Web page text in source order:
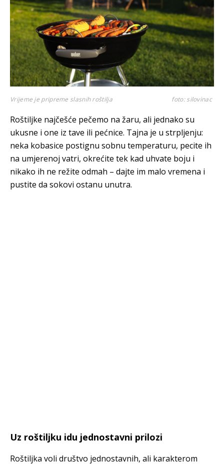
Vrijeme je pripreme slasnih roštilja foto: silovinac
Roštiljke najčešće pečemo na žaru, ali jednako su
ukusne i one iz tave ili pećnice. Tajna je u strpljenju:
neka kobasice postignu sobnu temperaturu, pecite ih
na umjerenoj vatri, okrećite tek kad uhvate boju i
nikako ih ne režite odmah – dajte im malo vremena i
pustite da sokovi ostanu unutra.
Uz roštiljku idu jednostavni prilozi
Roštiljka voli društvo jednostavnih, ali karakterom